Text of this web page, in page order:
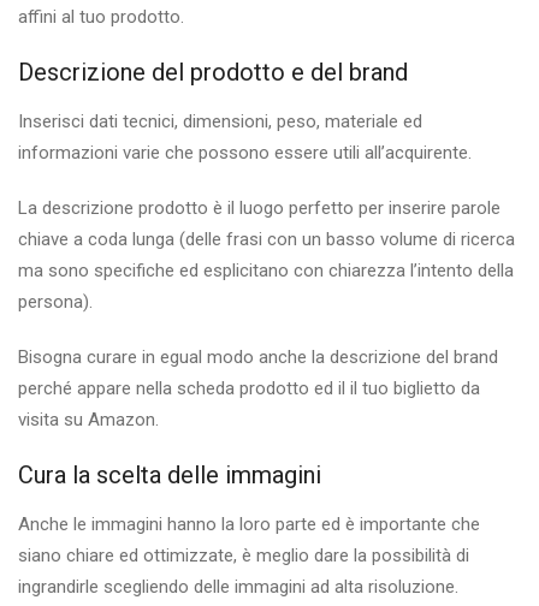
affini al tuo prodotto.
Descrizione del prodotto e del brand
Inserisci dati tecnici, dimensioni, peso, materiale ed
informazioni varie che possono essere utili all’acquirente.
La descrizione prodotto è il luogo perfetto per inserire parole
chiave a coda lunga (delle frasi con un basso volume di ricerca
ma sono specifiche ed esplicitano con chiarezza l’intento della
persona).
Bisogna curare in egual modo anche la descrizione del brand
perché appare nella scheda prodotto ed il il tuo biglietto da
visita su Amazon.
Cura la scelta delle immagini
Anche le immagini hanno la loro parte ed è importante che
siano chiare ed ottimizzate, è meglio dare la possibilità di
ingrandirle scegliendo delle immagini ad alta risoluzione.